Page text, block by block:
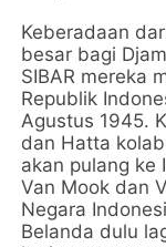
Keberadaan
besar bagi
SIBAR mereka
Republik
Agustus 1945.
dan Hatta
akan pulang ke
Van Mook dan
Negara
Belanda dulu